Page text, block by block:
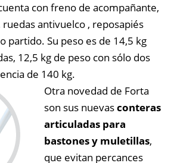
con freno de acompañante,
ruedas antivuelco , reposapiés
partido. Su peso es de 14,5 kg
12,5 kg de peso con sólo dos
de 140 kg.
Otra novedad de Forta
son sus nuevasconteras
articuladas para
bastones y muletillas,
que evitan percances